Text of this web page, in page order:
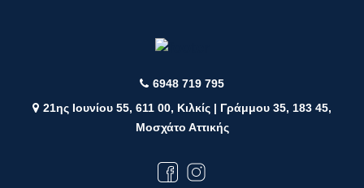
6948 719 795
21ης Ιουνίου 55, 611 00, Κιλκίς | Γράμμου 35, 183 45,
Μοσχάτο Αττικής